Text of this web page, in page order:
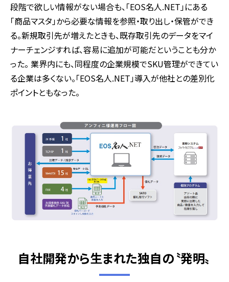
段階で欲しい情報がない場合も、「EOS名人.NET」にある
「商品マスタ」から必要な情報を参照・取り出し・保管ができ
る。新規取引先が増えたときも、既存取引先のデータをマイ
ナーチェンジすれば、容易に追加が可能だということも分か
った。 業界内にも、同程度の企業規模でSKU管理ができてい
る企業は多くない。「EOS名人.NET」導入が他社との差別化
ポイントともなった。
自社開発から生まれた独自の〝発明〟